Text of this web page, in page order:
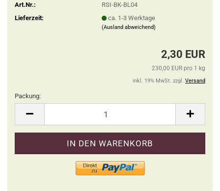
Art.Nr.:
RSI-BK-BL04
Lieferzeit:
ca. 1-3 Werktage
(Ausland abweichend)
2,30 EUR
230,00 EUR pro 1 kg
inkl. 19% MwSt. zzgl. Versand
Packung: